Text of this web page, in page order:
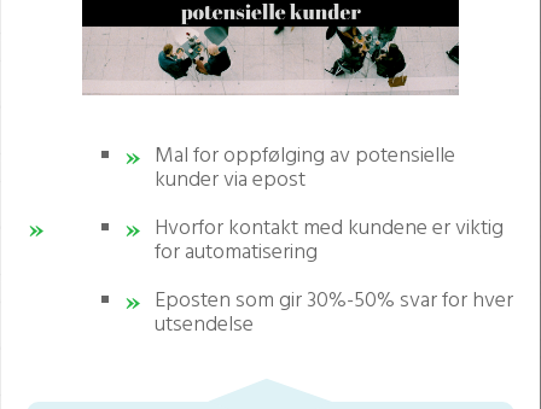
Mal for oppfølging av potensielle
kunder via epost
Hvorfor kontakt med kundene er viktig
for automatisering
Eposten som gir 30%-50% svar for hver
utsendelse